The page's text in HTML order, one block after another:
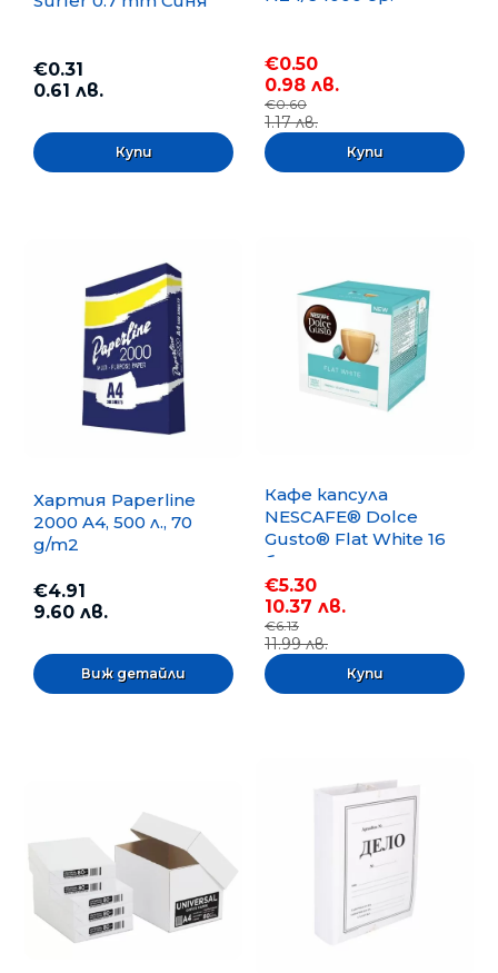
€0.31
0.61 лв.
€0.50
0.98 лв.
€0.60
1.17 лв.
Хартия Paperline
2000 A4, 500 л., 70
g/m2
€4.91
9.60 лв.
Виж детайли
Кафе капсула
NESCAFE® Dolce
Gusto® Flat White 16
бр.
€5.30
10.37 лв.
€6.13
11.99 лв.